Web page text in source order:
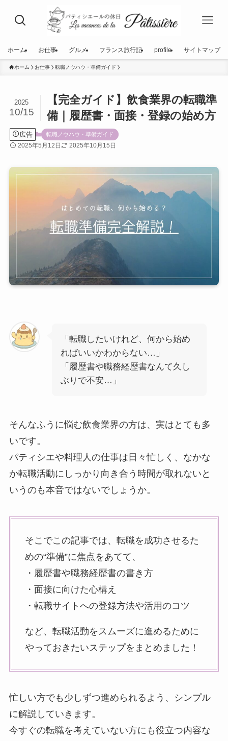
ホーム お仕事 グルメ フランス旅行記 profile サイトマップ
ホーム お仕事 転職ノウハウ・準備ガイド
【完全ガイド】飲食業界の転職準
備｜履歴書・面接・登録の始め方
2025
10/15
広告 転職ノウハウ・準備ガイド
2025年5月12日 2025年10月15日
「転職したいけれど、何から始め
ればいいかわからない…」
「履歴書や職務経歴書なんて久し
ぶりで不安…」
そんなふうに悩む飲食業界の方は、実はとても多
いです。
パティシエや料理人の仕事は日々忙しく、なかな
か転職活動にしっかり向き合う時間が取れないと
いうのも本音ではないでしょうか。
そこでこの記事では、転職を成功させるた
めの“準備”に焦点をあてて、
・履歴書や職務経歴書の書き方
・面接に向けた心構え
・転職サイトへの登録方法や活用のコツ
など、転職活動をスムーズに進めるために
やっておきたいステップをまとめました！
忙しい方でも少しずつ進められるよう、シンプル
に解説していきます。
今すぐの転職を考えていない方にも役立つ内容な